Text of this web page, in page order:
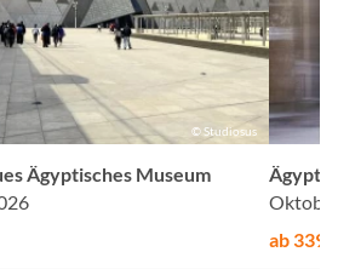
© Studiosus
Ägyptisches Museum
ab